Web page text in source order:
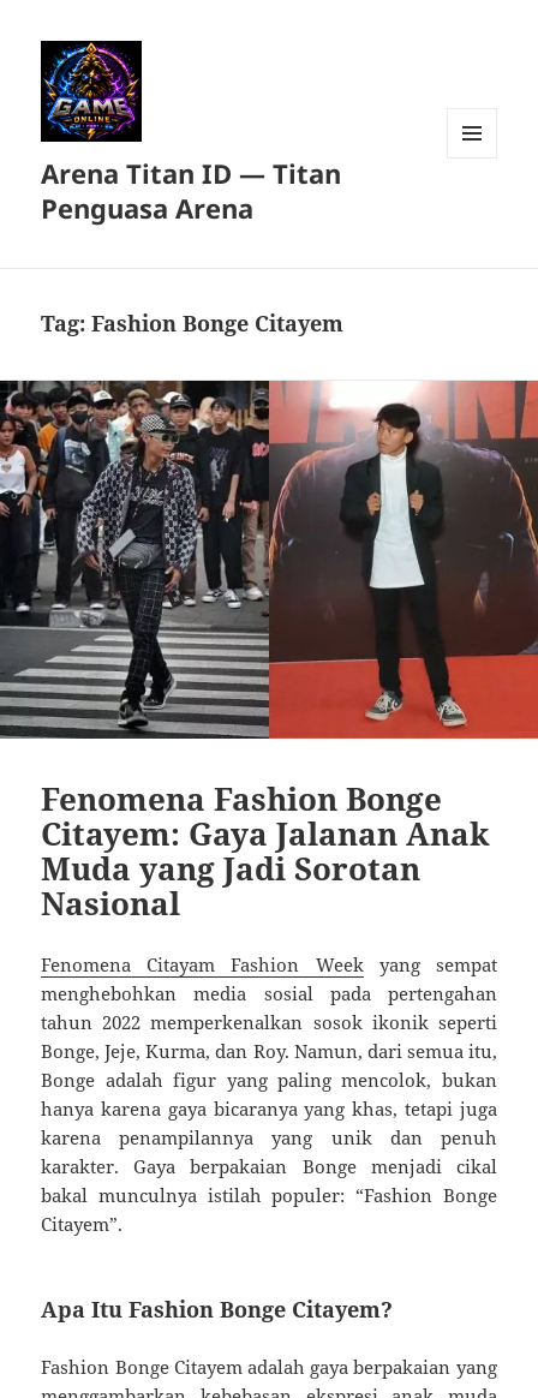
Arena Titan ID — Titan
Penguasa Arena
Tag:Fashion Bonge Citayem
Fenomena Fashion Bonge
Citayem: Gaya Jalanan Anak
Muda yang Jadi Sorotan
Nasional
Fenomena Citayam Fashion Weekyang sempat
menghebohkan media sosial pada pertengahan
tahun 2022 memperkenalkan sosok ikonik seperti
Bonge, Jeje, Kurma, dan Roy. Namun, dari semua itu,
Bonge adalah figur yang paling mencolok, bukan
hanya karena gaya bicaranya yang khas, tetapi juga
karena penampilannya yang unik dan penuh
karakter. Gaya berpakaian Bonge menjadi cikal
bakal munculnya istilah populer: “Fashion Bonge
Citayem”.
Apa Itu Fashion Bonge Citayem?
Fashion Bonge Citayem adalah gaya berpakaian yang